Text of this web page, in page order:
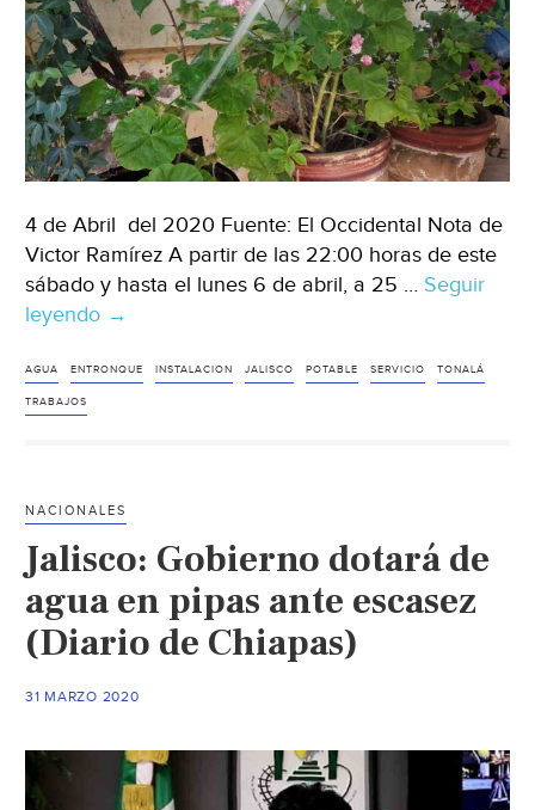
4 de Abril del 2020 Fuente: El Occidental Nota de
Victor Ramírez A partir de las 22:00 horas de este
sábado y hasta el lunes 6 de abril, a 25 … Seguir
leyendo Jalisco:
SIAPA
agua
en
colonias
de
(El
→
AGUA ENTRONQUE INSTALACION JALISCO POTABLE SERVICIO TONALÁ
TRABAJOS
NACIONALES
Jalisco: Gobierno dotará de
agua en pipas ante escasez
(Diario de Chiapas)
31 MARZO 2020